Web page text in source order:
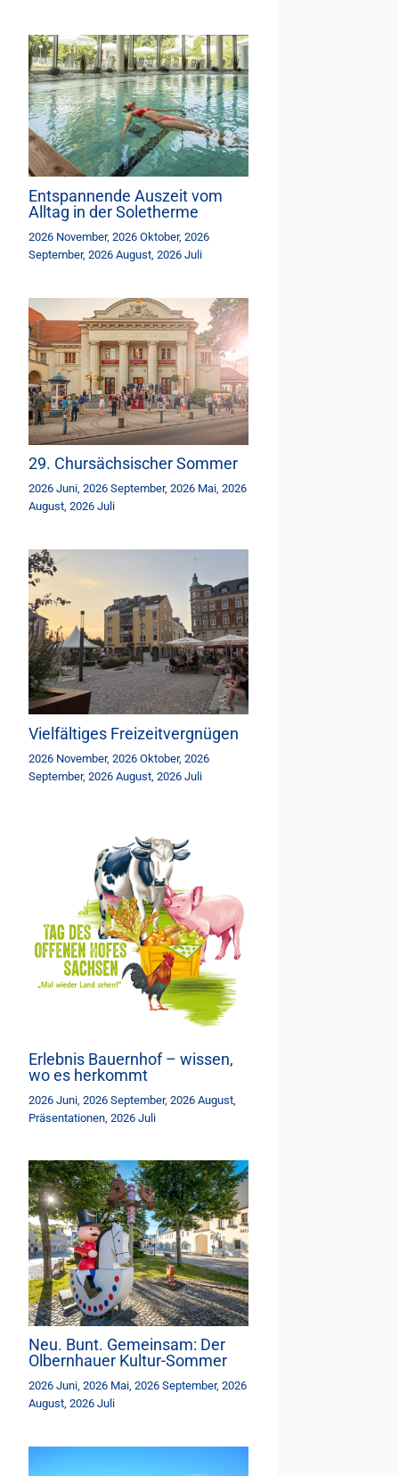
Entspannende Auszeit vom
Alltag in der Soletherme
2026 November, 2026 Oktober, 2026
September, 2026 August, 2026 Juli
29. Chursächsischer Sommer
2026 Juni, 2026 September, 2026 Mai, 2026
August, 2026 Juli
Vielfältiges Freizeitvergnügen
2026 November, 2026 Oktober, 2026
September, 2026 August, 2026 Juli
Erlebnis Bauernhof – wissen,
wo es herkommt
2026 Juni, 2026 September, 2026 August,
Präsentationen, 2026 Juli
Neu. Bunt. Gemeinsam: Der
Olbernhauer Kultur-Sommer
2026 Juni, 2026 Mai, 2026 September, 2026
August, 2026 Juli